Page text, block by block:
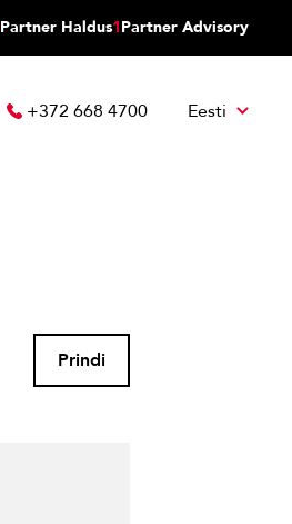
Partner Haldus1Partner Advisory
+372 668 4700 Eesti
Prindi